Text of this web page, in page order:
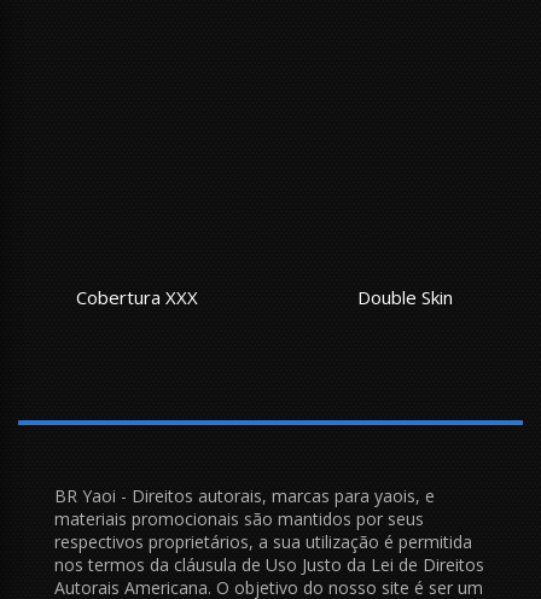
Cobertura XXX Double Skin
BR Yaoi - Direitos autorais, marcas para yaois, e
materiais promocionais são mantidos por seus
respectivos proprietários, a sua utilização é permitida
nos termos da cláusula de Uso Justo da Lei de Direitos
Autorais Americana. O objetivo do nosso site é ser um